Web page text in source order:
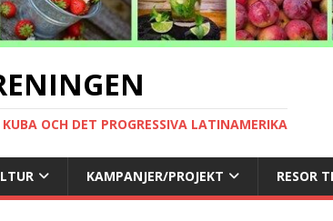
OCH DET PROGRESSIVA LATINAMERIKA
KAMPANJER/PROJEKT RESOR